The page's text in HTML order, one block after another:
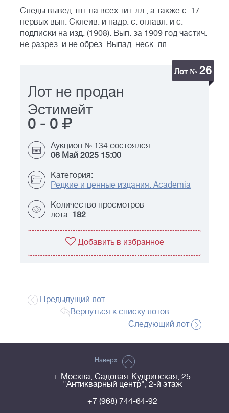
Следы вывед. шт. на всех тит. лл., а также с. 17
первых вып. Склеив. и надр. с. оглавл. и с.
подписки на изд. (1908). Вып. за 1909 год частич.
не разрез. и не обрез. Выпад. неск. лл.
Лот № 26
Лот не продан
Эстимейт
0 - 0
Аукцион № 134 состоялся:
06 Май 2025 15:00
Категория:
Редкие и ценные издания. Academia
Количество просмотров
лота: 182
Добавить в избранное
Предыдущий лот
Вернуться к списку лотов
Следующий лот
Наверх
г. Москва, Садовая-Кудринская, 25
"Антикварный центр", 2-й этаж
+7 (968) 744-64-92